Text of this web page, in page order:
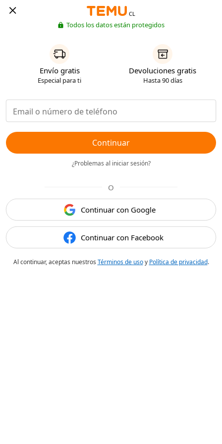
CL
Todos los datos están protegidos
Envío gratis
Especial para ti
Devoluciones gratis
Hasta 90 días
Continuar
¿Problemas al iniciar sesión?
O
Continuar con Google
Continuar con Facebook
Al continuar, aceptas nuestros Términos de usoy Política de privacidad.